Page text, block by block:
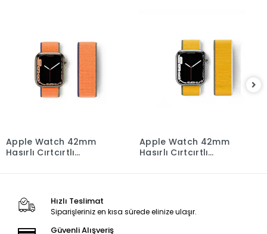
Apple Watch 42mm
Hasırlı Cırtcırtlı
Apple Watch 42mm
Hasırlı Cırtcırtlı
Hızlı Teslimat
Siparişleriniz en kısa sürede elinize ulaşır.
Güvenli Alışveriş